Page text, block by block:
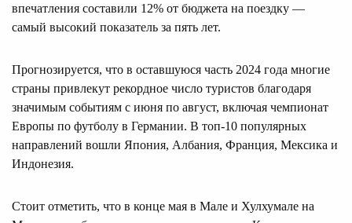
впечатления составили 12% от бюджета на поездку —
самый высокий показатель за пять лет.
Прогнозируется, что в оставшуюся часть 2024 года многие
страны привлекут рекордное число туристов благодаря
значимым событиям с июня по август, включая чемпионат
Европы по футболу в Германии. В топ-10 популярных
направлений вошли Япония, Албания, Франция, Мексика и
Индонезия.
Стоит отметить, что в конце мая в Мале и Хулхумале на